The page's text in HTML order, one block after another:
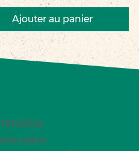
Ajouter au panier
vision